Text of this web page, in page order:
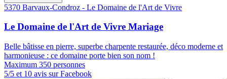
5370 Barvaux-Condroz - Le Domaine de l'Art de Vivre
Le Domaine de l'Art de Vivre Mariage
Belle bâtisse en pierre, superbe charpente restaurée, déco moderne et
harmonieuse : ce domaine porte bien son nom !
Maximum 350 personnes
5/5 et 10 avis sur Facebook